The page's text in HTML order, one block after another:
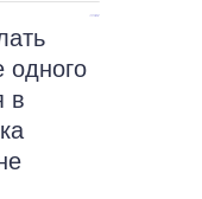
одного
в